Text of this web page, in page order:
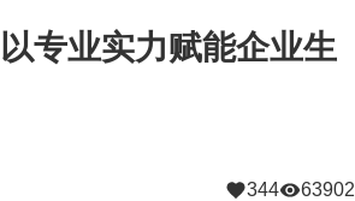
专业实力赋能企业生
344 63902